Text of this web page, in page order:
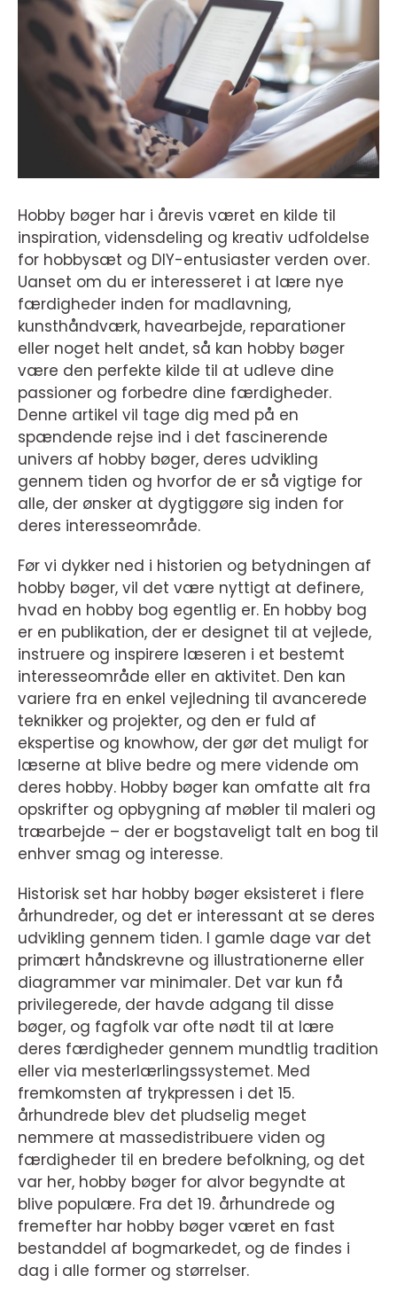
Hobby bøger har i årevis været en kilde til
inspiration, vidensdeling og kreativ udfoldelse
for hobbysæt og DIY-entusiaster verden over.
Uanset om du er interesseret i at lære nye
færdigheder inden for madlavning,
kunsthåndværk, havearbejde, reparationer
eller noget helt andet, så kan hobby bøger
være den perfekte kilde til at udleve dine
passioner og forbedre dine færdigheder.
Denne artikel vil tage dig med på en
spændende rejse ind i det fascinerende
univers af hobby bøger, deres udvikling
gennem tiden og hvorfor de er så vigtige for
alle, der ønsker at dygtiggøre sig inden for
deres interesseområde.
Før vi dykker ned i historien og betydningen af
hobby bøger, vil det være nyttigt at definere,
hvad en hobby bog egentlig er. En hobby bog
er en publikation, der er designet til at vejlede,
instruere og inspirere læseren i et bestemt
interesseområde eller en aktivitet. Den kan
variere fra en enkel vejledning til avancerede
teknikker og projekter, og den er fuld af
ekspertise og knowhow, der gør det muligt for
læserne at blive bedre og mere vidende om
deres hobby. Hobby bøger kan omfatte alt fra
opskrifter og opbygning af møbler til maleri og
træarbejde – der er bogstaveligt talt en bog til
enhver smag og interesse.
Historisk set har hobby bøger eksisteret i flere
århundreder, og det er interessant at se deres
udvikling gennem tiden. I gamle dage var det
primært håndskrevne og illustrationerne eller
diagrammer var minimaler. Det var kun få
privilegerede, der havde adgang til disse
bøger, og fagfolk var ofte nødt til at lære
deres færdigheder gennem mundtlig tradition
eller via mesterlærlingssystemet. Med
fremkomsten af trykpressen i det 15.
århundrede blev det pludselig meget
nemmere at massedistribuere viden og
færdigheder til en bredere befolkning, og det
var her, hobby bøger for alvor begyndte at
blive populære. Fra det 19. århundrede og
fremefter har hobby bøger været en fast
bestanddel af bogmarkedet, og de findes i
dag i alle former og størrelser.